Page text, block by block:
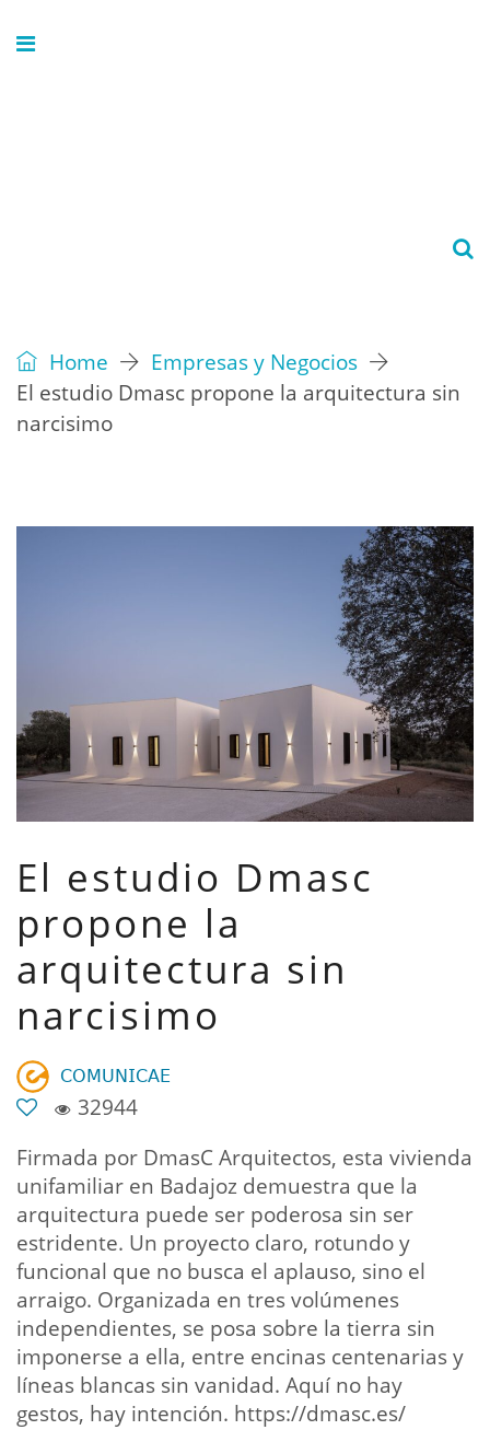
Home
Empresas y Negocios
El estudio Dmasc propone la arquitectura sin
narcisimo
El estudio Dmasc
propone la
arquitectura sin
narcisimo
𝖢𝖮𝖬𝖴𝖭𝖨𝖢𝖠𝖤
32944
Firmada por DmasC Arquitectos, esta vivienda
unifamiliar en Badajoz demuestra que la
arquitectura puede ser poderosa sin ser
estridente. Un proyecto claro, rotundo y
funcional que no busca el aplauso, sino el
arraigo. Organizada en tres volúmenes
independientes, se posa sobre la tierra sin
imponerse a ella, entre encinas centenarias y
líneas blancas sin vanidad. Aquí no hay
gestos, hay intención. https://dmasc.es/